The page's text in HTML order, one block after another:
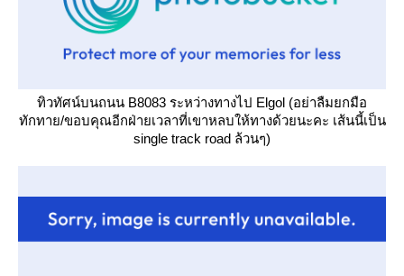
ทิวทัศน์บนถนน B8083 ระหว่างทางไป Elgol (อย่าลืมยกมือ
ทักทาย/ขอบคุณอีกฝ่ายเวลาที่เขาหลบให้ทางด้วยนะคะ เส้นนี้เป็น
single track road ล้วนๆ)